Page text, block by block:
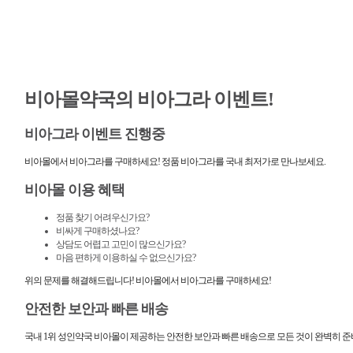
비아몰약국의 비아그라 이벤트!
비아그라 이벤트 진행중
비아몰에서 비아그라를 구매하세요! 정품 비아그라를 국내 최저가로 만나보세요.
비아몰 이용 혜택
정품 찾기 어려우신가요?
비싸게 구매하셨나요?
상담도 어렵고 고민이 많으신가요?
마음 편하게 이용하실 수 없으신가요?
위의 문제를 해결해드립니다! 비아몰에서 비아그라를 구매하세요!
안전한 보안과 빠른 배송
국내 1위 성인약국 비아몰이 제공하는 안전한 보안과 빠른 배송으로 모든 것이 완벽히